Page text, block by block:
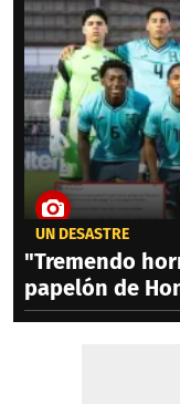
UN DESASTRE
"Tremendo
papelón de